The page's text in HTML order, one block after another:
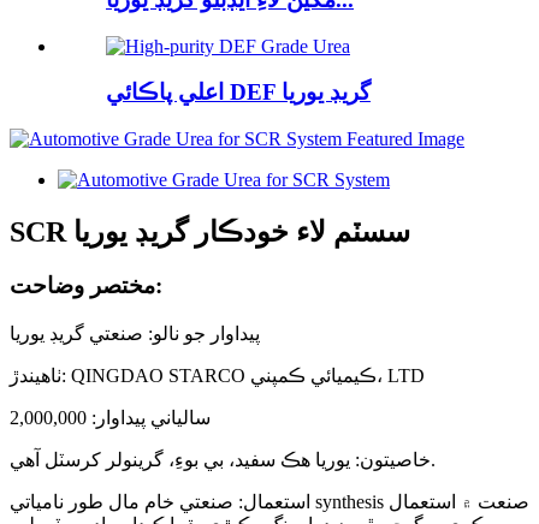
اعلي پاڪائي DEF گريڊ يوريا
SCR سسٽم لاء خودڪار گريڊ يوريا
مختصر وضاحت:
پيداوار جو نالو: صنعتي گريڊ يوريا
ٺاھيندڙ: QINGDAO STARCO ڪيميائي ڪمپني، LTD
سالياني پيداوار: 2,000,000
خاصيتون: يوريا هڪ سفيد، بي بوءِ، گرينولر کرسٽل آهي.
استعمال: صنعتي خام مال طور نامياتي synthesis صنعت ۾ استعمال